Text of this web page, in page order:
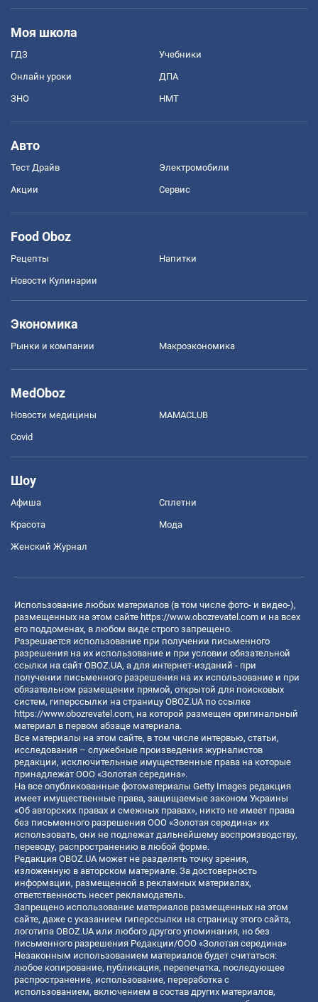
Моя школа
ГДЗ Учебники
Онлайн уроки ДПА
ЗНО НМТ
Авто
Тест Драйв Электромобили
Акции Сервис
Food Oboz
Рецепты Напитки
Новости Кулинарии
Экономика
Рынки и компании Mакроэкономика
MedOboz
Новости медицины MAMACLUB
Covid
Шоу
Афиша Сплетни
Красота Мода
Женский Журнал
Использование любых материалов (в том числе фото- и видео-),
размещенных на этом сайте https://www.obozrevatel.com и на всех
его поддоменах, в любом виде строго запрещено.
Разрешается использование при получении письменного
разрешения на их использование и при условии обязательной
ссылки на сайт OBOZ.UA, а для интернет-изданий - при
получении письменного разрешения на их использование и при
обязательном размещении прямой, открытой для поисковых
систем, гиперссылки на страницу OBOZ.UA по ссылке
https://www.obozrevatel.com, на которой размещен оригинальный
материал в первом абзаце материала.
Все материалы на этом сайте, в том числе интервью, статьи,
исследования – служебные произведения журналистов
редакции, исключительные имущественные права на которые
принадлежат ООО «Золотая середина».
На все опубликованные фотоматериалы Getty Images редакция
имеет имущественные права, защищаемые законом Украины
«Об авторских правах и смежных правах», никто не имеет права
без письменного разрешения ООО «Золотая середина» их
использовать, они не подлежат дальнейшему воспроизводству,
переводу, распространению в любой форме.
Редакция OBOZ.UA может не разделять точку зрения,
изложенную в авторском материале. За достоверность
информации, размещенной в рекламных материалах,
ответственность несет рекламодатель.
Запрещено использование материалов размещенных на этом
сайте, даже с указанием гиперссылки на страницу этого сайта,
логотипа OBOZ.UA или любого другого упоминания, но без
письменного разрешения Редакции/ООО «Золотая середина»
Незаконным использованием материалов будет считаться:
любое копирование, публикация, перепечатка, последующее
распространение, использование, переработка с
использованием, включением в состав других материалов,